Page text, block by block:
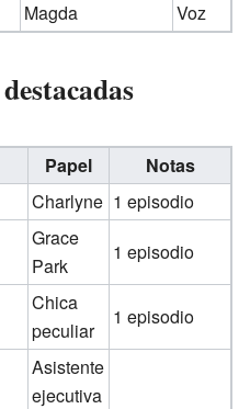
Magda Voz
Papel
Notas
Charlyne 1 episodio
Grace
Park
1 episodio
Chica
peculiar
1 episodio
Asistente
ejecutiva